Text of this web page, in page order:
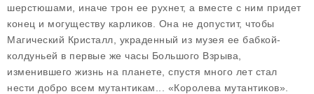
шерстюшами, иначе трон ее рухнет, а вместе с ним придет
конец и могуществу карликов. Она не допустит, чтобы
Магический Кристалл, украденный из музея ее бабкой-
колдуньей в первые же часы Большого Взрыва,
изменившего жизнь на планете, спустя много лет стал
нести добро всем мутантикам... «Королева мутантиков».